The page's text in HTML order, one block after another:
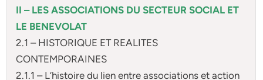
II – LES ASSOCIATIONS DU SECTEUR SOCIAL ET
LE BENEVOLAT
2.1 – HISTORIQUE ET REALITES
CONTEMPORAINES
2.1.1 – L’histoire du lien entre associations et action